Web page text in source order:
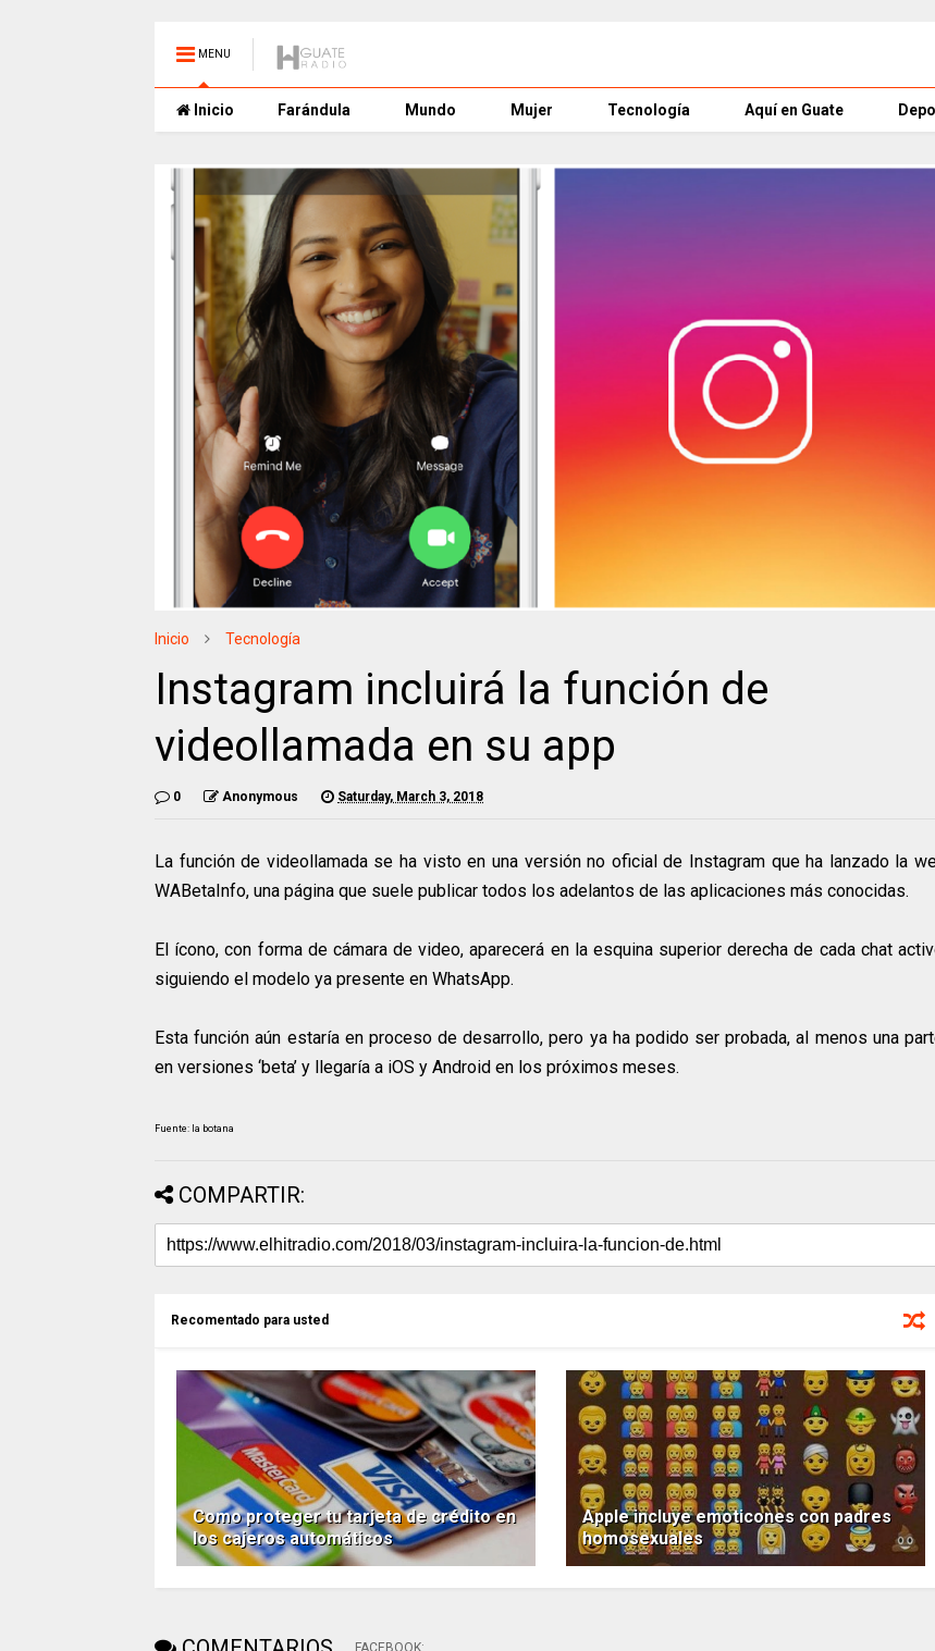
MENU
Inicio Farándula Mundo Mujer Tecnología Aquí en Guate
Inicio Tecnología
Instagram incluirá la función de
videollamada en su app
0 Anonymous Saturday, March 3, 2018
La función de videollamada se ha visto en una versión no oficial de Instagram que ha lanzado la
WABetaInfo, una página que suele publicar todos los adelantos de las aplicaciones más conocidas.
El ícono, con forma de cámara de video, aparecerá en la esquina superior derecha de cada chat
siguiendo el modelo ya presente en WhatsApp.
Esta función aún estaría en proceso de desarrollo, pero ya ha podido ser probada, al menos una
en versiones ‘beta’ y llegaría a iOS y Android en los próximos meses.
Fuente: la botana
COMPARTIR:
Recomentado para usted
Como proteger tu tarjeta de crédito en
los cajeros automáticos
Apple incluye emoticones con padres
homosexuales
FACEBOOK: